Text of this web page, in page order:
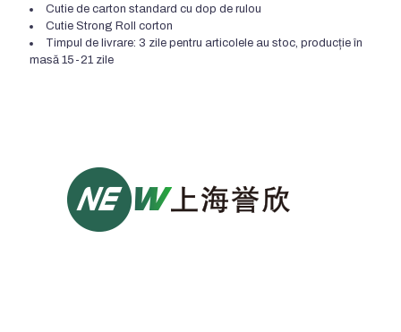
Cutie de carton standard cu dop de rulou
Cutie Strong Roll corton
Timpul de livrare: 3 zile pentru articolele au stoc, producție în
masă 15-21 zile